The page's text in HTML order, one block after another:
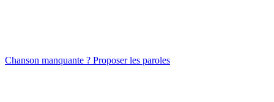
Chanson manquante ? Proposer les paroles